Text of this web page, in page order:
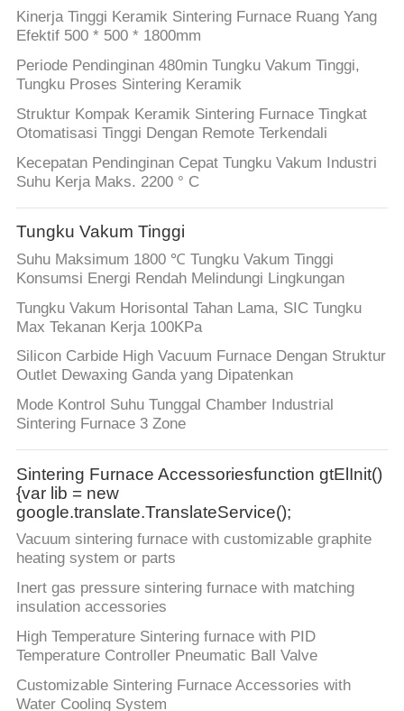
Kinerja Tinggi Keramik Sintering Furnace Ruang Yang
Efektif 500 * 500 * 1800mm
Periode Pendinginan 480min Tungku Vakum Tinggi,
Tungku Proses Sintering Keramik
Struktur Kompak Keramik Sintering Furnace Tingkat
Otomatisasi Tinggi Dengan Remote Terkendali
Kecepatan Pendinginan Cepat Tungku Vakum Industri
Suhu Kerja Maks. 2200 ° C
Tungku Vakum Tinggi
Suhu Maksimum 1800 ℃ Tungku Vakum Tinggi
Konsumsi Energi Rendah Melindungi Lingkungan
Tungku Vakum Horisontal Tahan Lama, SIC Tungku
Max Tekanan Kerja 100KPa
Silicon Carbide High Vacuum Furnace Dengan Struktur
Outlet Dewaxing Ganda yang Dipatenkan
Mode Kontrol Suhu Tunggal Chamber Industrial
Sintering Furnace 3 Zone
Sintering Furnace Accessoriesfunction gtElInit()
{var lib = new
google.translate.TranslateService();
Vacuum sintering furnace with customizable graphite
heating system or parts
Inert gas pressure sintering furnace with matching
insulation accessories
High Temperature Sintering furnace with PID
Temperature Controller Pneumatic Ball Valve
Customizable Sintering Furnace Accessories with
Water Cooling System